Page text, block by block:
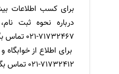
برای کسب اطلاعات
درباره نحوه ثبت
71732467-021 تماس بگیرید .
برای اطلاع از خوابگاه
71732412-021 تماس بگیرید.